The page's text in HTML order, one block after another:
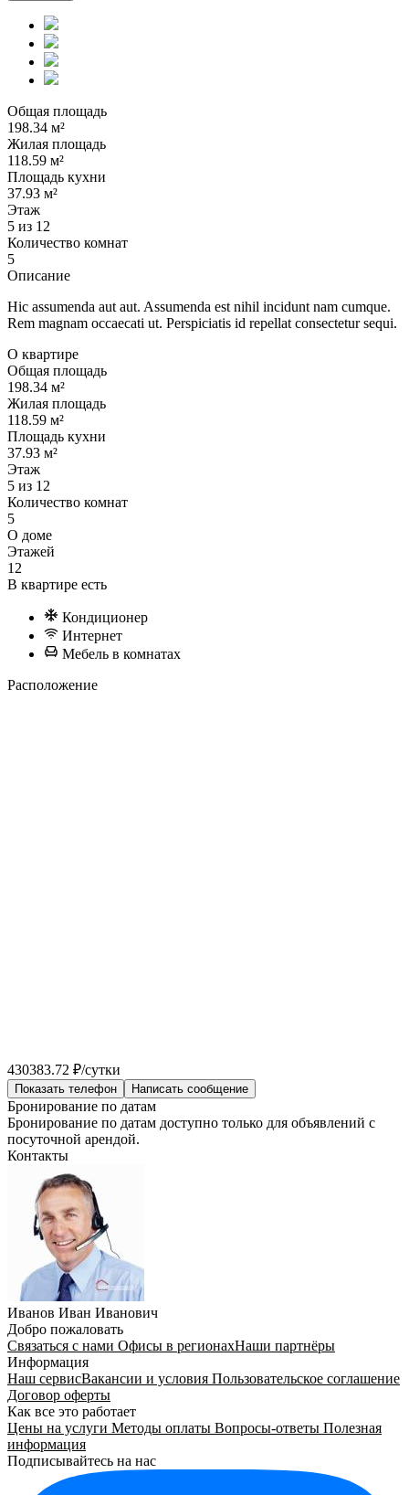
Общая площадь
198.34 м²
Жилая площадь
118.59 м²
Площадь кухни
37.93 м²
Этаж
5 из 12
Количество комнат
5
Описание
Hic assumenda aut aut. Assumenda est nihil incidunt nam cumque.
Rem magnam occaecati ut. Perspiciatis id repellat consectetur sequi.
О квартире
Общая площадь
198.34 м²
Жилая площадь
118.59 м²
Площадь кухни
37.93 м²
Этаж
5 из 12
Количество комнат
5
О доме
Этажей
12
В квартире есть
Кондиционер
Интернет
Мебель в комнатах
Расположение
430383.72 ₽/сутки
Показать телефон Написать сообщение
Бронирование по датам
Бронирование по датам доступно только для объявлений с
посуточной арендой.
Контакты
Иванов Иван Иванович
Добро пожаловать
Связаться с нами Офисы в регионахНаши партнёры
Информация
Наш сервисВакансии и условия Пользовательское соглашение
Договор оферты
Как все это работает
Цены на услуги Методы оплаты Вопросы-ответы Полезная
информация
Подписывайтесь на нас